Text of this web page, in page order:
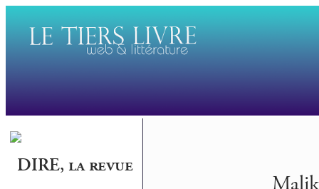
DIRE, la revue